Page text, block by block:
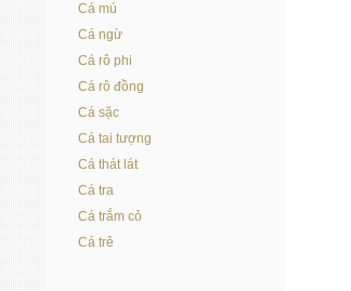
Cá mú
Cá ngừ
Cá rô phi
Cá rô đồng
Cá sặc
Cá tai tượng
Cá thát lát
Cá tra
Cá trắm cỏ
Cá trê